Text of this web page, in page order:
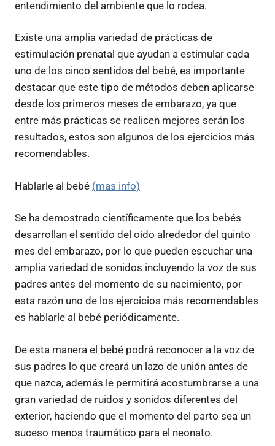
entendimiento del ambiente que lo rodea.
Existe una amplia variedad de prácticas de
estimulación prenatal que ayudan a estimular cada
uno de los cinco sentidos del bebé, es importante
destacar que este tipo de métodos deben aplicarse
desde los primeros meses de embarazo, ya que
entre más prácticas se realicen mejores serán los
resultados, estos son algunos de los ejercicios más
recomendables.
Hablarle al bebé (mas info)
Se ha demostrado científicamente que los bebés
desarrollan el sentido del oído alrededor del quinto
mes del embarazo, por lo que pueden escuchar una
amplia variedad de sonidos incluyendo la voz de sus
padres antes del momento de su nacimiento, por
esta razón uno de los ejercicios más recomendables
es hablarle al bebé periódicamente.
De esta manera el bebé podrá reconocer a la voz de
sus padres lo que creará un lazo de unión antes de
que nazca, además le permitirá acostumbrarse a una
gran variedad de ruidos y sonidos diferentes del
exterior, haciendo que el momento del parto sea un
suceso menos traumático para el neonato.